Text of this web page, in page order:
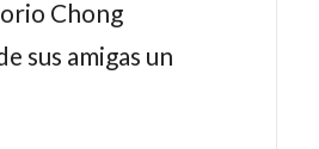
Chong
sus amigas un